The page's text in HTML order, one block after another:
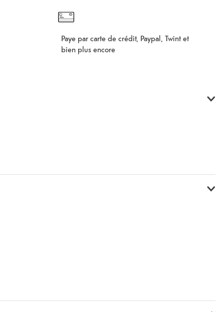
Paye par carte de crédit, Paypal, Twint et
bien plus encore